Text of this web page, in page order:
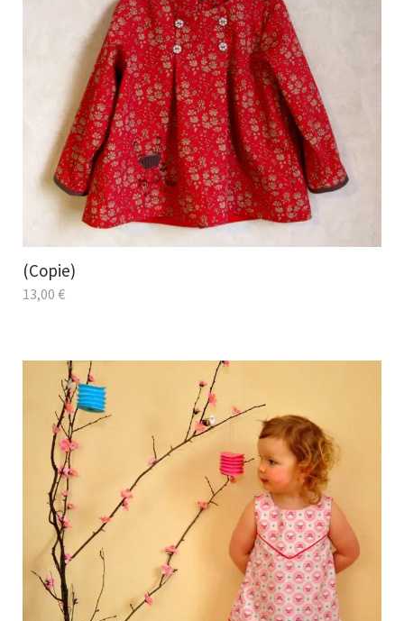
(Copie)
13,00 €